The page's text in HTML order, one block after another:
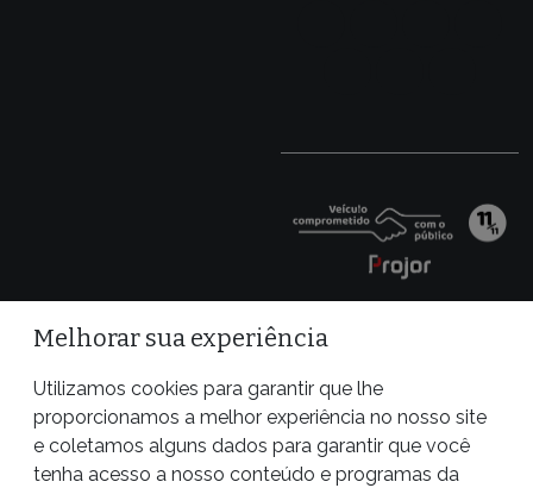
Melhorar sua experiência
Utilizamos cookies para garantir que lhe
proporcionamos a melhor experiência no nosso site
e coletamos alguns dados para garantir que você
tenha acesso a nosso conteúdo e programas da